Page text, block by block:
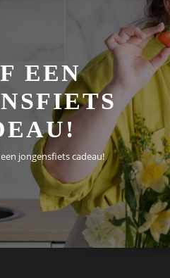
EEN
jongensfiets cadeau!